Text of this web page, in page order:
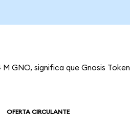
GNO, significa que Gnosis Token
OFERTA CIRCULANTE